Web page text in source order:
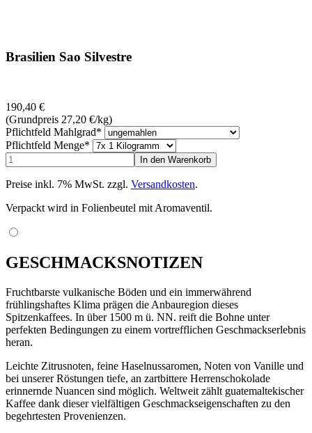
Brasilien Sao Silvestre
190,40 €
(Grundpreis 27,20 €/kg)
Pflichtfeld Mahlgrad*
Pflichtfeld Menge*
Preise inkl. 7% MwSt. zzgl. Versandkosten.
Verpackt wird in Folienbeutel mit Aromaventil.
GESCHMACKSNOTIZEN
Fruchtbarste vulkanische Böden und ein immerwährend
frühlingshaftes Klima prägen die Anbauregion dieses
Spitzenkaffees. In über 1500 m ü. NN. reift die Bohne unter
perfekten Bedingungen zu einem vortrefflichen Geschmackserlebnis
heran.
Leichte Zitrusnoten, feine Haselnussaromen, Noten von Vanille und
bei unserer Röstungen tiefe, an zartbittere Herrenschokolade
erinnernde Nuancen sind möglich. Weltweit zählt guatemaltekischer
Kaffee dank dieser vielfältigen Geschmackseigenschaften zu den
begehrtesten Provenienzen.